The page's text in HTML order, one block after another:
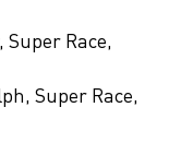
Super Race,
Super Race,